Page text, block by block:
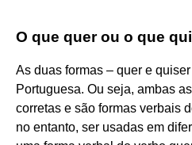
O que quer ou o que
As duas formas – quer e
Portuguesa. Ou seja, ambas
corretas e são formas verbais
no entanto, ser usadas em